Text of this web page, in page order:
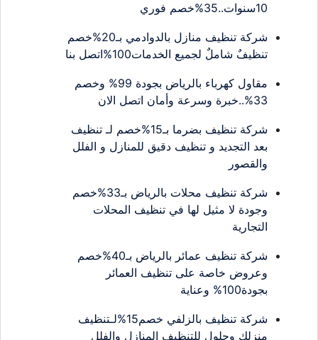
10سنوات..35%خصم فوري
شركة تنظيف منازل بالدوادمي بـ20%خصم
تنظيفٌ شاملٌ لجميع الخدمات100%اتصل بنا
مقاول كهرباء بالرياض بجودة 99% وخصم
33%..خبرة وسرعة وأمان اتصل الان
شركة تنظيف بضرما بـ15%خصم لـ تنظيف
بعد التجديد و تنظيف دقيق للمنازل و الفلل
والقصور
شركة تنظيف محلات بالرياض بـ33%خصم
وجودة لا مثيل لها في تنظيف المحلات
التجارية
شركة تنظيف عمائر بالرياض بـ40%خصم
وعروض خاصة على تنظيف العمائر
بجودة100% وعناية
شركة تنظيف بالزلفي خصم15%لـتنظيف
منزلك وحلول للتنظيف المنازل والفلل